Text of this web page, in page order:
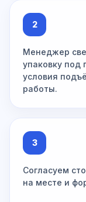
2
Менеджер
упаковку под
условия
работы.
3
Согласуем
на месте и